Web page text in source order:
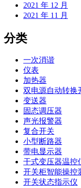
2021 年 12 月
2021 年 11 月
分类
一次消谐
仪表
加热器
双电源自动转换
变送器
固态调压器
声光报警器
复合开关
小型断路器
带电显示器
干式变压器温控
开关柜智能操控
开关状态指示仪